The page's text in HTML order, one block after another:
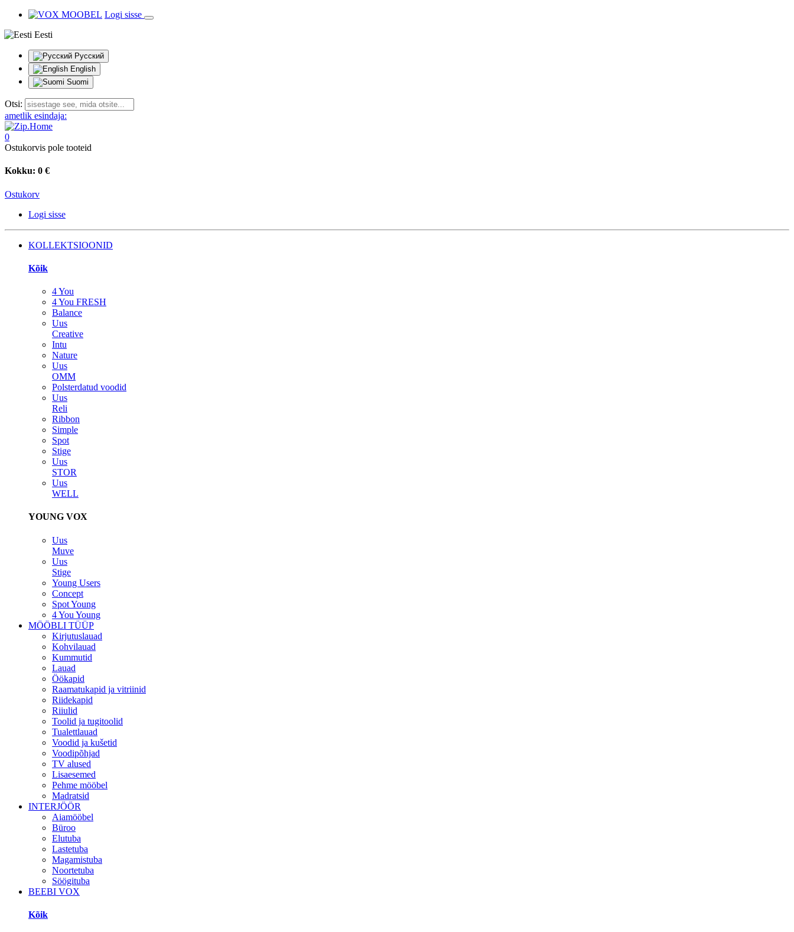
Logi sisse
Eesti
Русский
English
Suomi
Otsi:
ametlik esindaja:
0
Ostukorvis pole tooteid
Kokku: 0 €
Ostukorv
Logi sisse
KOLLEKTSIOONID
Kõik
4 You
4 You FRESH
Balance
Uus
Creative
Intu
Nature
Uus
OMM
Polsterdatud voodid
Uus
Reli
Ribbon
Simple
Spot
Stige
Uus
STOR
Uus
WELL
YOUNG VOX
Uus
Muve
Uus
Stige
Young Users
Concept
Spot Young
4 You Young
MÖÖBLI TÜÜP
Kirjutuslauad
Kohvilauad
Kummutid
Lauad
Öökapid
Raamatukapid ja vitriinid
Riidekapid
Riiulid
Toolid ja tugitoolid
Tualettlauad
Voodid ja kušetid
Voodipõhjad
TV alused
Lisaesemed
Pehme mööbel
Madratsid
INTERJÖÖR
Aiamööbel
Büroo
Elutuba
Lastetuba
Magamistuba
Noortetuba
Söögituba
BEEBI VOX
Kõik